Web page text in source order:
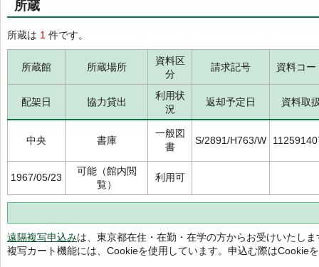
所蔵
所蔵は 1 件です。
所蔵館 所蔵場所
資料区
分
請求記号 資料コー
配架日 協力貸出
利用状
況
返却予定日 資料取
中央 書庫
一般図
書
S/2891/H763/W
1967/05/23
可能（館内閲
覧）
利用可
遠隔複写申込みは、東京都在住・在勤・在学の方からお受けいたしま
複写カート機能には、Cookieを使用しています。申込む際はCookie